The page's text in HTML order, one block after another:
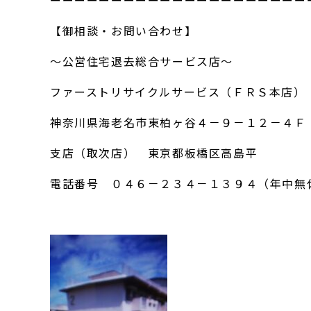
【御相談・お問い合わせ】
～公営住宅退去総合サービス店～
ファーストリサイクルサービス（ＦＲＳ本店）
神奈川県海老名市東柏ヶ谷４－９－１２－４Ｆ
支店（取次店） 東京都板橋区高島平
電話番号 ０４６－２３４－１３９４（年中無